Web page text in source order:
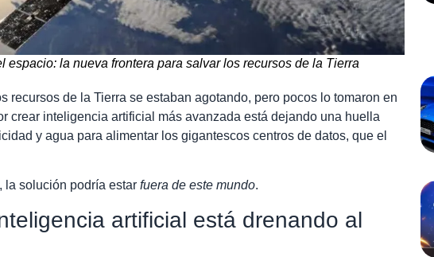
espacio: la nueva frontera para salvar los recursos de la Tierra
recursos de la Tierra se estaban agotando, pero pocos lo tomaron en
crear inteligencia artificial más avanzada está dejando una huella
y agua para alimentar los gigantescos centros de datos, que el
la solución podría estar fuera de este mundo.
artificial está drenando al